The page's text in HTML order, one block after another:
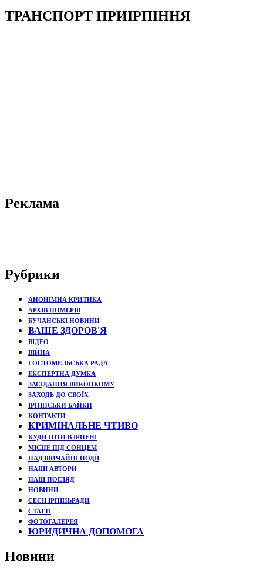
ТРАНСПОРТ ПРИІРПІННЯ
Реклама
Рубрики
АНОНІМНА КРИТИКА
АРХІВ НОМЕРІВ
БУЧАНСЬКІ НОВИНИ
ВАШЕ ЗДОРОВ'Я
ВІДЕО
ВІЙНА
ГОСТОМЕЛЬСЬКА РАДА
ЕКСПЕРТНА ДУМКА
ЗАСІДАННЯ ВИКОНКОМУ
ЗАХОДЬ ДО СВОЇХ
ІРПІНСЬКИ БАЙКИ
КОНТАКТИ
КРИМІНАЛЬНЕ ЧТИВО
КУДИ ПІТИ В ІРПЕНІ
МІСЦЕ ПІД СОНЦЕМ
НАДЗВИЧАЙНІ ПОДЇЇ
НАШІ АВТОРИ
НАШ ПОГЛЯД
НОВИНИ
СЕСІЇ ІРПІНЬРАДИ
СТАТТІ
ФОТОГАЛЕРЕЯ
ЮРИДИЧНА ДОПОМОГА
Новини